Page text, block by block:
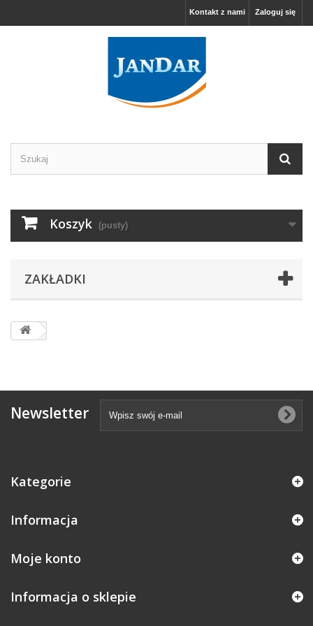
Zaloguj się
Kontakt z nami
Koszyk (pusty)
ZAKŁADKI
Newsletter
Kategorie
Informacja
Moje konto
Informacja o sklepie